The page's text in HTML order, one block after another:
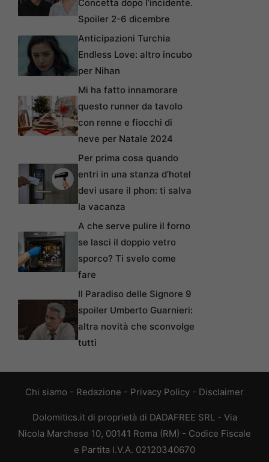
Concetta dopo l’incidente.
Spoiler 2-6 dicembre
Anticipazioni Turchia
Endless Love: altro incubo
per Nihan
Mi ha fatto innamorare
questo runner da tavolo
con renne e fiocchi di
neve per Natale 2024
Per prima cosa quando
entri in una stanza d’hotel
devi usare il phon: ti salva
la vacanza
A che serve pulire il forno
se lasci il doppio vetro
sporco? Ti svelo come
fare
Il Paradiso delle Signore 9
spoiler Umberto Guarnieri:
altra novità che sconvolge
tutti
Chi siamo - Redazione - Privacy Policy - Disclaimer
Dolomitics.it di proprietà di DADAFREE SRL - Via
Nicola Marchese 10, 00141 Roma (RM) - Codice Fiscale
e Partita I.V.A. 02120340670